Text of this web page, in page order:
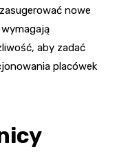
nowe
aby zadać
placówek